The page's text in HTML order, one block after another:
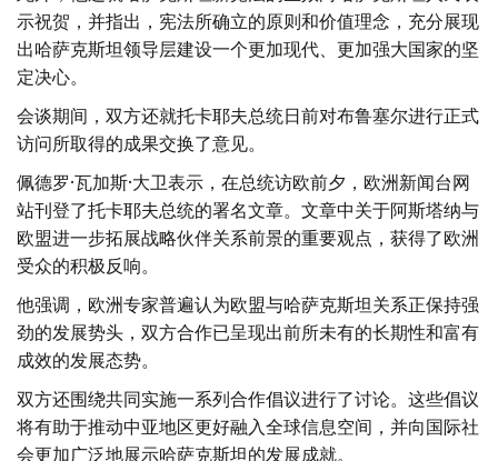
示祝贺，并指出，宪法所确立的原则和价值理念，充分展现
出哈萨克斯坦领导层建设一个更加现代、更加强大国家的坚
定决心。
会谈期间，双方还就托卡耶夫总统日前对布鲁塞尔进行正式
访问所取得的成果交换了意见。
佩德罗·瓦加斯·大卫表示，在总统访欧前夕，欧洲新闻台网
站刊登了托卡耶夫总统的署名文章。文章中关于阿斯塔纳与
欧盟进一步拓展战略伙伴关系前景的重要观点，获得了欧洲
受众的积极反响。
他强调，欧洲专家普遍认为欧盟与哈萨克斯坦关系正保持强
劲的发展势头，双方合作已呈现出前所未有的长期性和富有
成效的发展态势。
双方还围绕共同实施一系列合作倡议进行了讨论。这些倡议
将有助于推动中亚地区更好融入全球信息空间，并向国际社
会更加广泛地展示哈萨克斯坦的发展成就。